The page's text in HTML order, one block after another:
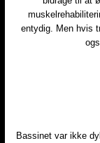
entydig. Men hvis
Bassinet var ikke